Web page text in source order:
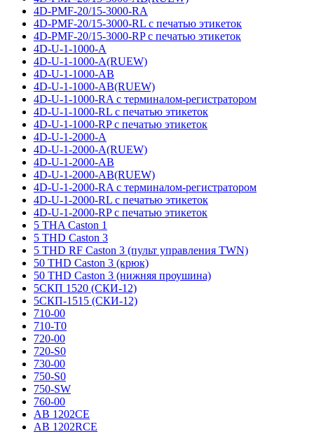
4D-PMF-20/15-3000-RA
4D-PMF-20/15-3000-RL с печатью этикеток
4D-PMF-20/15-3000-RP с печатью этикеток
4D-U-1-1000-A
4D-U-1-1000-A(RUEW)
4D-U-1-1000-AB
4D-U-1-1000-AB(RUEW)
4D-U-1-1000-RA с терминалом-регистратором
4D-U-1-1000-RL с печатью этикеток
4D-U-1-1000-RP с печатью этикеток
4D-U-1-2000-A
4D-U-1-2000-A(RUEW)
4D-U-1-2000-AB
4D-U-1-2000-AB(RUEW)
4D-U-1-2000-RA с терминалом-регистратором
4D-U-1-2000-RL с печатью этикеток
4D-U-1-2000-RP с печатью этикеток
5 THA Caston 1
5 THD Caston 3
5 THD RF Caston 3 (пульт управления TWN)
50 THD Caston 3 (крюк)
50 THD Caston 3 (нижняя проушина)
5СКП 1520 (СКИ-12)
5СКП-1515 (СКИ-12)
710-00
710-T0
720-00
720-S0
730-00
750-S0
750-SW
760-00
AB 1202CE
AB 1202RCE